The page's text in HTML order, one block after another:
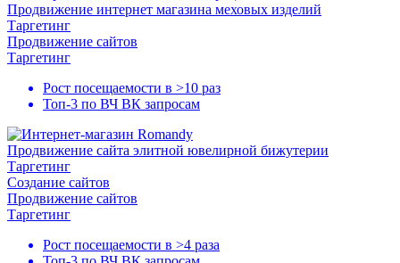
Продвижение интернет магазина меховых изделий
Таргетинг
Продвижение сайтов
Таргетинг
Рост посещаемости в >10 раз
Топ-3 по ВЧ ВК запросам
Продвижение сайта элитной ювелирной бижутерии
Таргетинг
Создание сайтов
Продвижение сайтов
Таргетинг
Рост посещаемости в >4 раза